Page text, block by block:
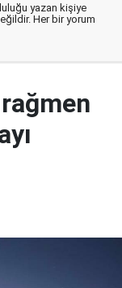
yazan kişiye
Her bir yorum